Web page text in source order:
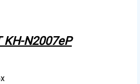
KH-N2007eP